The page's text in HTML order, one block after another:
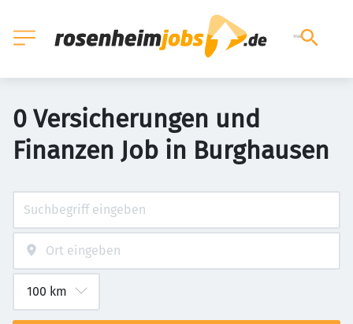
0 Versicherungen und
Finanzen Job in Burghausen